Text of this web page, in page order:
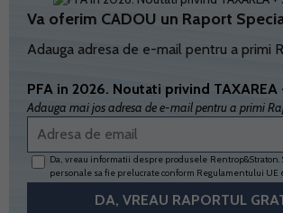
Va oferim CADOU un Raport
Adauga adresa de e-mail pentru a primi
PFA in 2026. Noutati privind
Adauga mai jos adresa de e-mail pentru a primi
Da, vreau informatii despre produsele Rentrop&Straton.
personale sa fie prelucrate conform Regulamentului UE